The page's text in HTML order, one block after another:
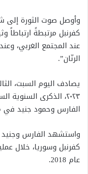
وأوصل صوت الثورة إلى
كفرنبل مرتبطةً ارتباطاً
عند المجتمع الغربي،
الرنّان”.
يصادف اليوم السبت،
٢٠٢٣، الذكرى
الفارس وحمود جنيد في
واستشهد الفارس وجنيد
كفرنبل وسوريا، خلال
عام 2018.